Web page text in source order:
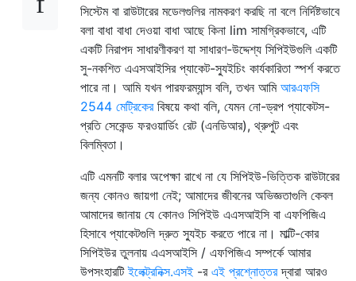
সিস্টেম বা রাউটারের মডেলগুলির নামকরণ করছি না বলে নির্দিষ্টভাবে
বলা বাধা বাধা দেওয়া বাধা আছে কিনা lim সামগ্রিকভাবে, এটি
একটি নিরাপদ সাধারণীকরণ যা সাধারণ-উদ্দেশ্য সিপিইউগুলি একটি
সু-নকশিত এএসআইসির প্যাকেট-স্যুইচিং কার্যকারিতা স্পর্শ করতে
পারে না। আমি যখন পারফরম্যান্স বলি, তখন আমি আরএফসি
2544 মেট্রিকেরবিষয়ে কথা বলি, যেমন নো-ড্রপ প্যাকেটস-
প্রতি সেকেন্ড ফরওয়ার্ডিং রেট (এনডিআর), থ্রুপুট এবং
বিলম্বিতা।
এটি এমনটি বলার অপেক্ষা রাখে না যে সিপিইউ-ভিত্তিক রাউটারের
জন্য কোনও জায়গা নেই; আমাদের জীবনের অভিজ্ঞতাগুলি কেবল
আমাদের জানায় যে কোনও সিপিইউ এএসআইসি বা এফপিজিএ
হিসাবে প্যাকেটগুলি দ্রুত স্যুইচ করতে পারে না। মাল্টি-কোর
সিপিইউর তুলনায় এএসআইসি / এফপিজিএ সম্পর্কে আমার
উপসংহারটিইলেক্ট্রনিক্স.এসই -র এই প্রশ্নোত্তরদ্বারা আরও